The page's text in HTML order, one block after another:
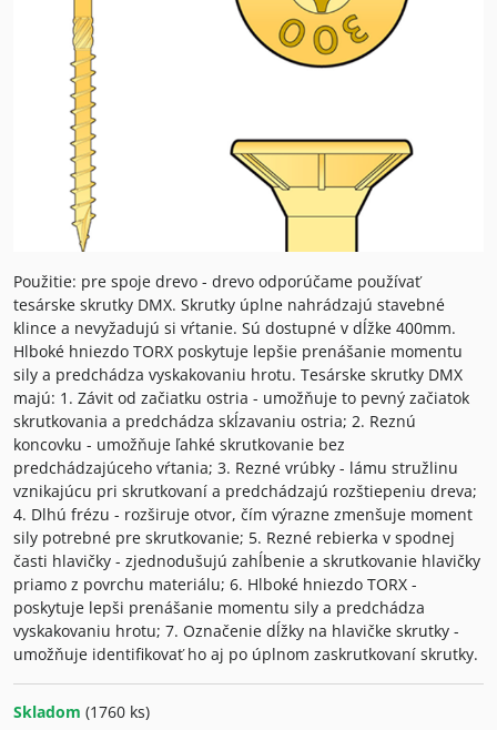
Použitie: pre spoje drevo - drevo odporúčame používať
tesárske skrutky DMX. Skrutky úplne nahrádzajú stavebné
klince a nevyžadujú si vŕtanie. Sú dostupné v dĺžke 400mm.
Hlboké hniezdo TORX poskytuje lepšie prenášanie momentu
sily a predchádza vyskakovaniu hrotu. Tesárske skrutky DMX
majú: 1. Závit od začiatku ostria - umožňuje to pevný začiatok
skrutkovania a predchádza skĺzavaniu ostria; 2. Reznú
koncovku - umožňuje ľahké skrutkovanie bez
predchádzajúceho vŕtania; 3. Rezné vrúbky - lámu stružlinu
vznikajúcu pri skrutkovaní a predchádzajú rozštiepeniu dreva;
4. Dlhú frézu - rozširuje otvor, čím výrazne zmenšuje moment
sily potrebné pre skrutkovanie; 5. Rezné rebierka v spodnej
časti hlavičky - zjednodušujú zahĺbenie a skrutkovanie hlavičky
priamo z povrchu materiálu; 6. Hlboké hniezdo TORX -
poskytuje lepši prenášanie momentu sily a predchádza
vyskakovaniu hrotu; 7. Označenie dĺžky na hlavičke skrutky -
umožňuje identifikovať ho aj po úplnom zaskrutkovaní skrutky.
Skladom (1760 ks)